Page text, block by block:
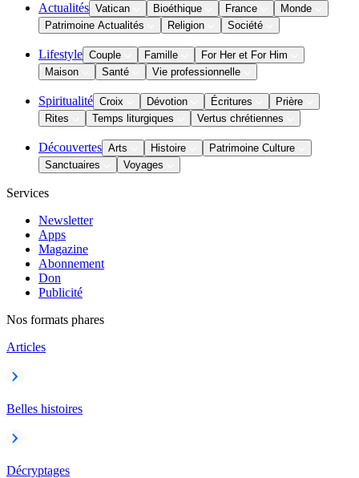
Actualités Vatican Bioéthique France
Monde
Patrimoine Actualités
Religion Société
Lifestyle Couple Famille
For Her et For Him
Maison
Santé Vie professionnelle
Spiritualité Croix Dévotion Écritures
Prière
Rites
Temps liturgiques Vertus chrétiennes
Découvertes Arts Histoire
Patrimoine Culture
Sanctuaires
Voyages
Services
Newsletter
Apps
Magazine
Abonnement
Don
Publicité
Nos formats phares
Articles
Belles histoires
Décryptages